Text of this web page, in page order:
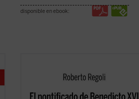
disponible en ebook:
El pontificado de Benedicto XVI
sólidamente documentada sobre la labor